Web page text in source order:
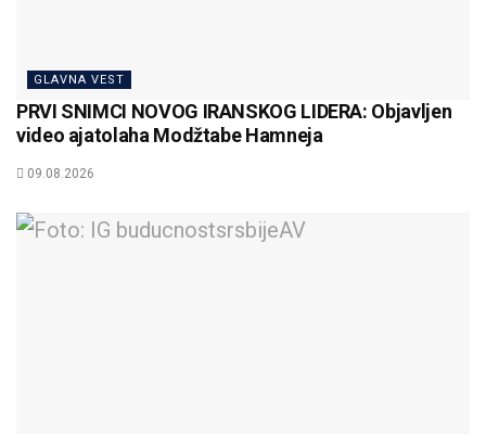
GLAVNA VEST
PRVI SNIMCI NOVOG IRANSKOG LIDERA: Objavljen
video ajatolaha Modžtabe Hamneja
09.08.2026